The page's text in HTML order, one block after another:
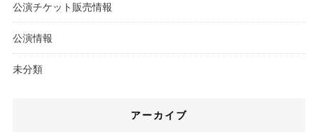
公演チケット販売情報
公演情報
未分類
アーカイブ